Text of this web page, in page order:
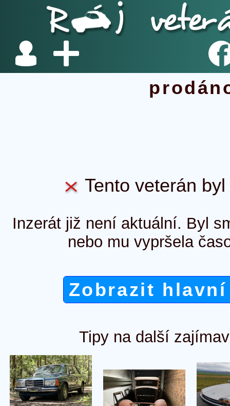
Tento veterán
Inzerát již není aktuální. Byl
nebo mu vypršela
Zobrazit
Tipy na další